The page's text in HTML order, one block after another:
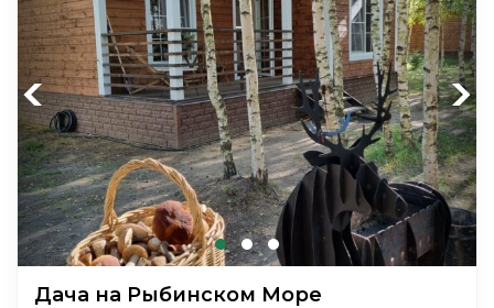
Previous Next
Дача на Рыбинском Море